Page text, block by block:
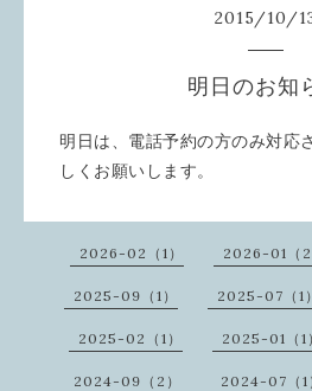
2015/10/
明日のお知
明日は、電話予約の方のみ対応
しくお願いします。
2026-02（1） 2026-01（2
2025-09（1） 2025-07（1）
2025-02（1） 2025-01（1
2024-09（2） 2024-07（1